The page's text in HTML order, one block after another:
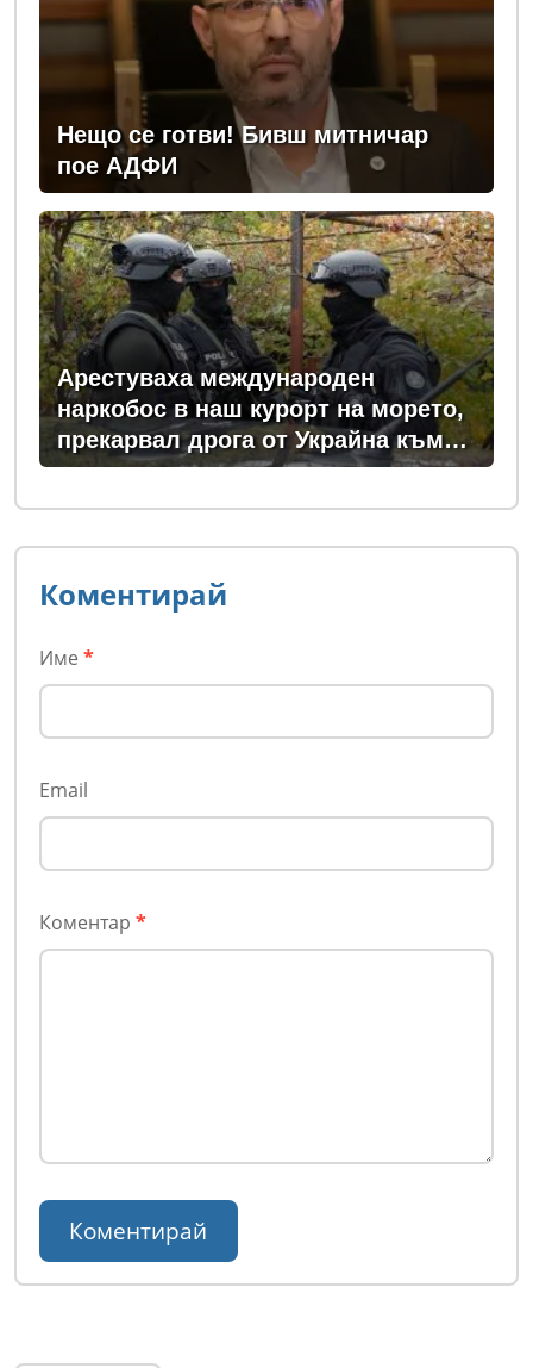
Нещо се готви! Бивш митничар
пое АДФИ
Арестуваха международен
наркобос в наш курорт на морето,
прекарвал дрога от Украйна към
ЕС
Коментирай
Име *
Email
Коментар *